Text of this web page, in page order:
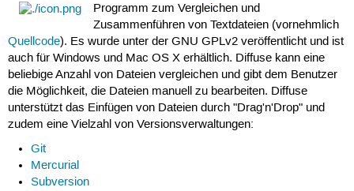
Programm zum Vergleichen und
Zusammenführen von Textdateien (vornehmlich
Quellcode). Es wurde unter der GNU GPLv2 veröffentlicht und ist
auch für Windows und Mac OS X erhältlich. Diffuse kann eine
beliebige Anzahl von Dateien vergleichen und gibt dem Benutzer
die Möglichkeit, die Dateien manuell zu bearbeiten. Diffuse
unterstützt das Einfügen von Dateien durch "Drag'n'Drop" und
zudem eine Vielzahl von Versionsverwaltungen:
Git
Mercurial
Subversion